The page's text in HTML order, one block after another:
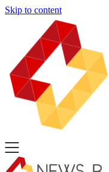
Skip to content